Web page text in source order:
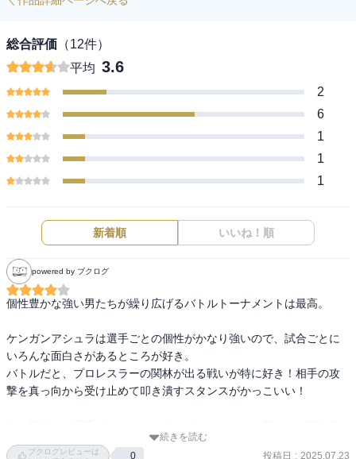
総合評価 （12件）
平均 3.6
2
6
1
1
1
新着順 いいね！順
powered by ブクログ
個性豊かな強い男たちが繰り広げるバトルトーナメントは最高。
ケンガンアシュラは選手ごとの個性がかなり強いので、試合ごとに
いろんな面白さがあるところが好き。
バトルだと、プロレスラーの関林が出る戦いが特に好き！相手の攻
撃を真っ向から受け止めて叩き潰すスタンスがかっこいい！
に対するトキメキもたくさん得られました…
続きを読む
ブクログレビューは
0 投稿日 : 2025.07.23